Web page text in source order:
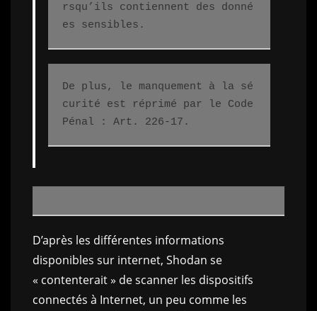
rsqu’ils contiennent des donné
es sensibles.
De plus, le manquement à la sé
curité est réprimé par le Code
Pénal : Art. 226-17.
D’après les différentes informations
disponibles sur internet, Shodan se
« contenterait » de scanner les dispositifs
connectés à Internet, un peu comme les